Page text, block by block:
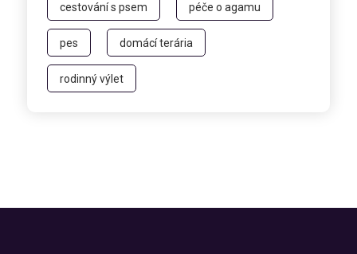
cestování s psem péče o agamu
pes domácí terária
rodinný výlet